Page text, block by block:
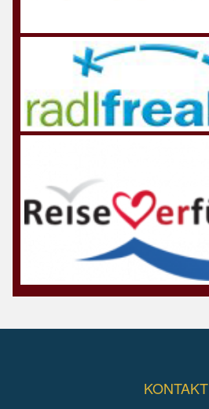
KONTAKT